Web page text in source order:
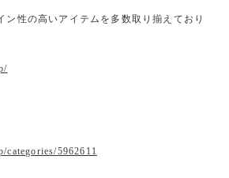
性の高いアイテムを多数取り揃えており
categories/5962611